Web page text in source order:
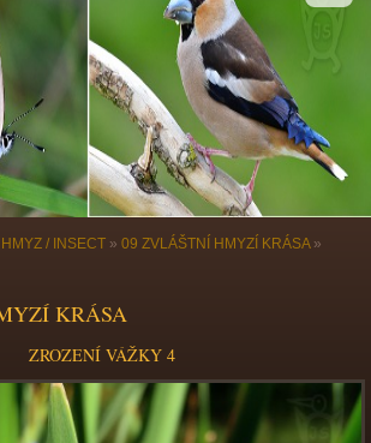
/ INSECT » 09 ZVLÁŠTNÍ HMYZÍ KRÁSA»
KRÁSA
ZROZENÍ VÁŽKY 4